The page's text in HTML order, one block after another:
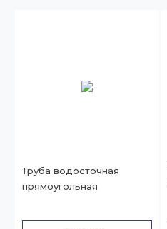
Труба водосточная
прямоугольная